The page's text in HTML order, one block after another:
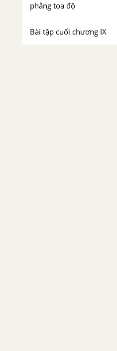
phẳng tọa độ
Bài tập cuối chương IX